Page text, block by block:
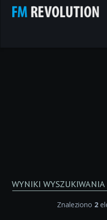
WYNIKI WYSZUKIWANIA
Znaleziono 2